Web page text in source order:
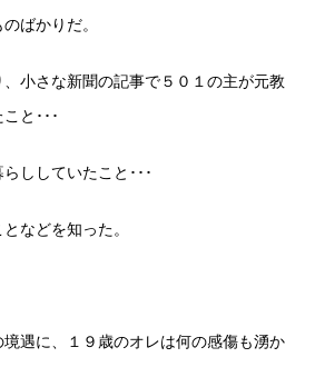
ばかりだ。
小さな新聞の記事で５０１の主が元教
と･･･
ししていたこと･･･
などを知った。
遇に、１９歳のオレは何の感傷も湧か